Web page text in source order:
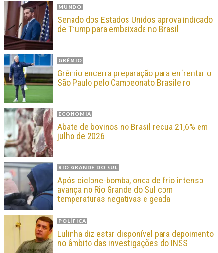
MUNDO
Senado dos Estados Unidos aprova indicado
de Trump para embaixada no Brasil
GRÊMIO
Grêmio encerra preparação para enfrentar o
São Paulo pelo Campeonato Brasileiro
ECONOMIA
Abate de bovinos no Brasil recua 21,6% em
julho de 2026
RIO GRANDE DO SUL
Após ciclone-bomba, onda de frio intenso
avança no Rio Grande do Sul com
temperaturas negativas e geada
POLÍTICA
Lulinha diz estar disponível para depoimento
no âmbito das investigações do INSS